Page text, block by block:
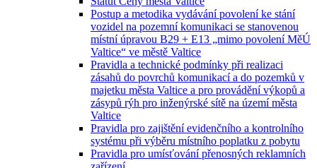
Postup a metodika vydávání povolení ke stání
vozidel na pozemní komunikaci se stanovenou
místní úpravou B29 + E13 „mimo povolení MěÚ
Valtice“ ve městě Valtice
Pravidla a technické podmínky při realizaci
zásahů do povrchů komunikací a do pozemků v
majetku města Valtice a pro provádění výkopů a
zásypů rýh pro inženýrské sítě na území města
Valtice
Pravidla pro zajištění evidenčního a kontrolního
systému při výběru místního poplatku z pobytu
Pravidla pro umísťování přenosných reklamních